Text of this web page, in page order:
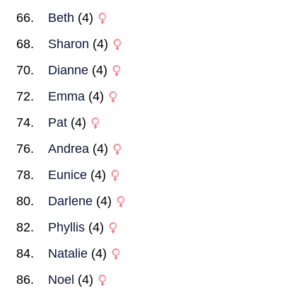
Beth (4)
Sharon (4)
Dianne(4)
Emma(4)
Pat(4)
Andrea(4)
Eunice(4)
Darlene(4)
Phyllis(4)
Natalie(4)
Noel (4)